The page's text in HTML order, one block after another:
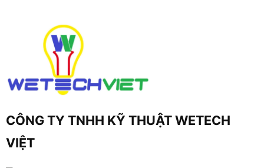
CÔNG TY TNHH KỸ THUẬT WETECH
VIỆT